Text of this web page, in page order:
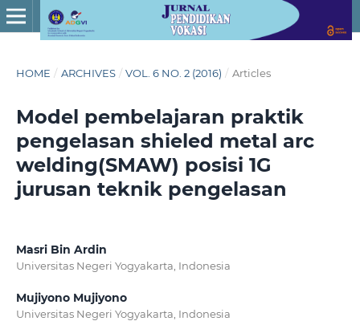
HOME / ARCHIVES / VOL. 6 NO. 2 (2016) / Articles
Model pembelajaran praktik
pengelasan shieled metal arc
welding(SMAW) posisi 1G
jurusan teknik pengelasan
Masri Bin Ardin
Universitas Negeri Yogyakarta, Indonesia
Mujiyono Mujiyono
Universitas Negeri Yogyakarta, Indonesia